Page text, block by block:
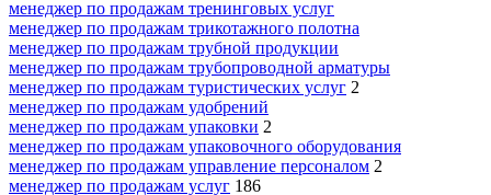
менеджер по продажам тренинговых услуг
менеджер по продажам трикотажного полотна
менеджер по продажам трубной продукции
менеджер по продажам трубопроводной арматуры
менеджер по продажам туристических услуг 2
менеджер по продажам удобрений
менеджер по продажам упаковки 2
менеджер по продажам упаковочного оборудования
менеджер по продажам управление персоналом 2
менеджер по продажам услуг 186